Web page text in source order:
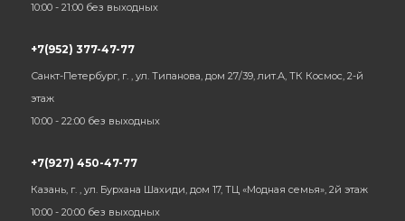
10:00 - 21:00 без выходных
+7(952) 377-47-77
Санкт-Петербург, г. , ул. Типанова, дом 27/39, лит.А, ТК Космос, 2-й
этаж
10:00 - 22:00 без выходных
+7(927) 450-47-77
Казань, г. , ул. Бурхана Шахиди, дом 17, ТЦ «Модная семья», 2й этаж
10:00 - 20:00 без выходных